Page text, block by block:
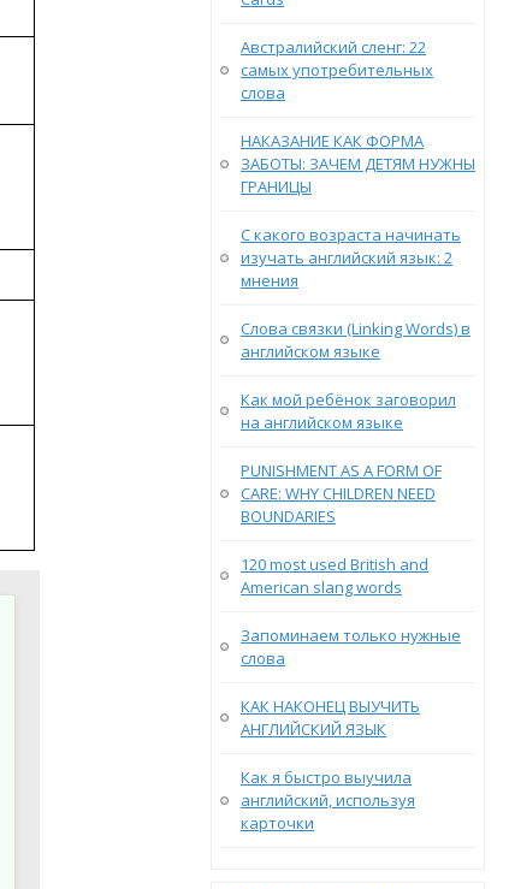
Австралийский сленг: 22
самых употребительных
слова
НАКАЗАНИЕ КАК ФОРМА
ЗАБОТЫ: ЗАЧЕМ ДЕТЯМ НУЖНЫ
ГРАНИЦЫ
С какого возраста начинать
изучать английский язык: 2
мнения
Слова связки (Linking Words) в
английском языке
Как мой ребёнок заговорил
на английском языке
PUNISHMENT AS A FORM OF
CARE: WHY CHILDREN NEED
BOUNDARIES
120 most used British and
American slang words
Запоминаем только нужные
слова
КАК НАКОНЕЦ ВЫУЧИТЬ
АНГЛИЙСКИЙ ЯЗЫК
Как я быстро выучила
английский, используя
карточки